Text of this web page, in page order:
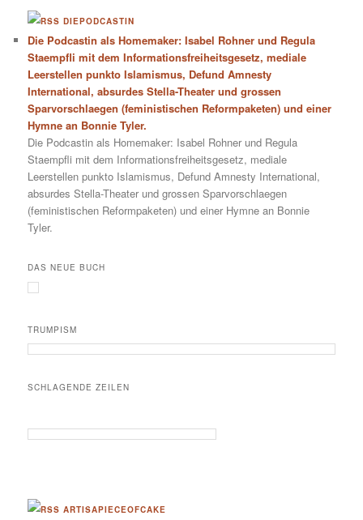
DIEPODCASTIN
Die Podcastin als Homemaker: Isabel Rohner und Regula
Staempfli mit dem Informationsfreiheitsgesetz, mediale
Leerstellen punkto Islamismus, Defund Amnesty
International, absurdes Stella-Theater und grossen
Sparvorschlaegen (feministischen Reformpaketen) und einer
Hymne an Bonnie Tyler.
Die Podcastin als Homemaker: Isabel Rohner und Regula
Staempfli mit dem Informationsfreiheitsgesetz, mediale
Leerstellen punkto Islamismus, Defund Amnesty International,
absurdes Stella-Theater und grossen Sparvorschlaegen
(feministischen Reformpaketen) und einer Hymne an Bonnie
Tyler.
DAS NEUE BUCH
TRUMPISM
SCHLAGENDE ZEILEN
ARTISAPIECEOFCAKE